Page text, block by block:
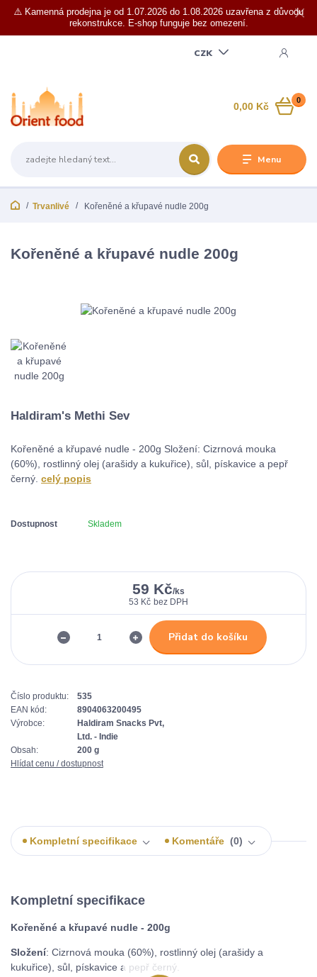
⚠️ Kamenná prodejna je od 1.07.2026 do 1.08.2026 uzavřena z důvodu
rekonstrukce. E-shop funguje bez omezení.
Menu
CZK
0
0,00 Kč
Trvanlivé Kořeněné a křupavé nudle 200g
Kořeněné a křupavé nudle 200g
Haldiram's Methi Sev
Kořeněné a křupavé nudle - 200g Složení: Cizrnová mouka
(60%), rostlinný olej (arašidy a kukuřice), sůl, pískavice a pepř
černý. celý popis
Dostupnost Skladem
59 Kč/ks
53 Kč bez DPH
Přidat do košíku
Číslo produktu:
535
EAN kód:
8904063200495
Výrobce:
Haldiram Snacks Pvt,
Ltd. - Indie
Obsah:
200 g
Hlídat cenu / dostupnost
Kompletní specifikace Komentáře 0
Kompletní specifikace
Kořeněné a křupavé nudle - 200g
Složení: Cizrnová mouka (60%), rostlinný olej (arašidy a
kukuřice), sůl, pískavice a pepř černý.